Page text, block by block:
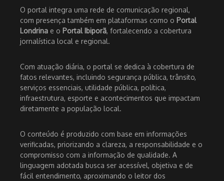
O portal integra uma rede de comunicação regional,
com presença também em plataformas como o Portal
Londrina e o Portal Ibiporã, fortalecendo a cobertura
jornalística local e regional.
Com atuação diária, o portal se dedica à cobertura de
fatos relevantes, incluindo segurança pública, trânsito,
serviços essenciais, utilidade pública, política,
infraestrutura, esporte e acontecimentos que impactam
diretamente a população local.
O conteúdo é produzido com base em informações
verificadas, priorizando a clareza, a responsabilidade e o
compromisso com a informação de qualidade. A
linguagem adotada busca ser acessível, objetiva e de
fácil entendimento, aproximando o leitor dos